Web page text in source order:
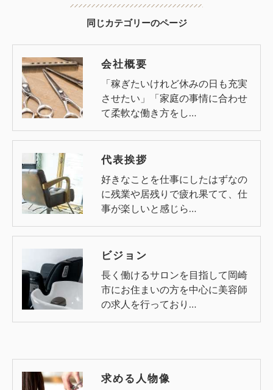
同じカテゴリーのページ
会社概要
「稼ぎたいけれど休みの日も充実
させたい」「家庭の事情に合わせ
て柔軟な働き方をし…
代表挨拶
好きなことを仕事にしたはずなの
に残業や居残りで疲れ果てて、仕
事が楽しいと感じら…
ビジョン
長く働けるサロンを目指して岡崎
市にお住まいの方を中心に美容師
の求人を行っており…
求める人物像